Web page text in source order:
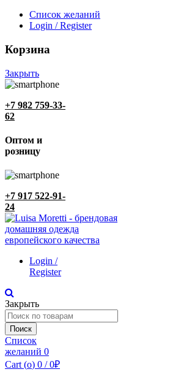
Список желаний
Login / Register
Корзина
Закрыть
+7 982 759-33-
62
Оптом и
розницу
+7 917 522-91-
24
Login /
Register
Закрыть
Поиск
по:Поиск
Список
желаний 0
Cart (o) 0 / 0₽